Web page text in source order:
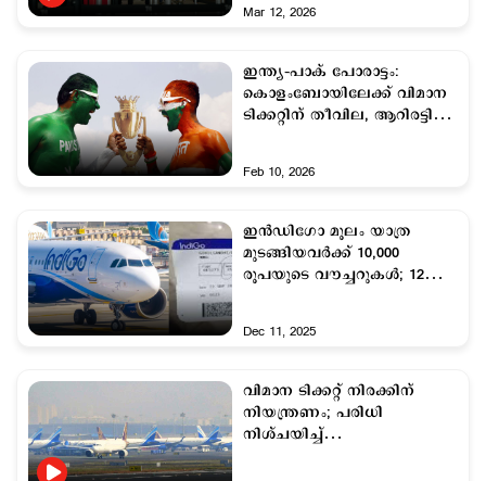
Mar 12, 2026
ഇന്ത്യ–പാക് പോരാട്ടം:
കൊളംബോയിലേക്ക് വിമാന
ടിക്കറ്റിന് തീവില, ആറിരട്ടി
Feb 10, 2026
ഇന്‍ഡിഗോ മൂലം യാത്ര
മുടങ്ങിയവര്‍ക്ക് 10,000
രൂപയുടെ വൗച്ചറുകൾ; 12
Dec 11, 2025
വിമാന ടിക്കറ്റ് നിരക്കിന്
നിയന്ത്രണം; പരിധി
നിശ്ചയിച്ച്